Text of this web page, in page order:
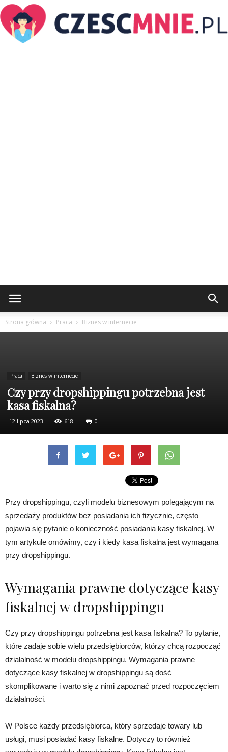
Strona główna Praca Biznes w internecie
Praca Biznes w internecie
Czy przy dropshippingu potrzebna jest
kasa fiskalna?
12 lipca 2023 618 0
Przy dropshippingu, czyli modelu biznesowym polegającym na
sprzedaży produktów bez posiadania ich fizycznie, często
pojawia się pytanie o konieczność posiadania kasy fiskalnej. W
tym artykule omówimy, czy i kiedy kasa fiskalna jest wymagana
przy dropshippingu.
Wymagania prawne dotyczące kasy
fiskalnej w dropshippingu
Czy przy dropshippingu potrzebna jest kasa fiskalna? To pytanie,
które zadaje sobie wielu przedsiębiorców, którzy chcą rozpocząć
działalność w modelu dropshippingu. Wymagania prawne
dotyczące kasy fiskalnej w dropshippingu są dość
skomplikowane i warto się z nimi zapoznać przed rozpoczęciem
działalności.
W Polsce każdy przedsiębiorca, który sprzedaje towary lub
usługi, musi posiadać kasy fiskalne. Dotyczy to również